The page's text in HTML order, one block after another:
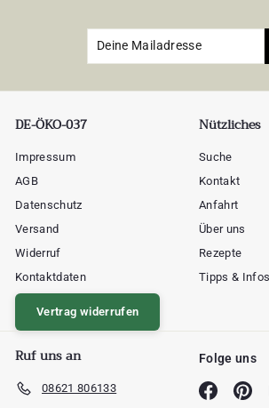
DE-ÖKO-037
Impressum
AGB
Datenschutz
Versand
Widerruf
Kontaktdaten
Vertrag widerrufen
Nützliches
Suche
Kontakt
Anfahrt
Über uns
Rezepte
Tipps & Infos
Ruf uns an
08621 806133
Folge uns
Facebook